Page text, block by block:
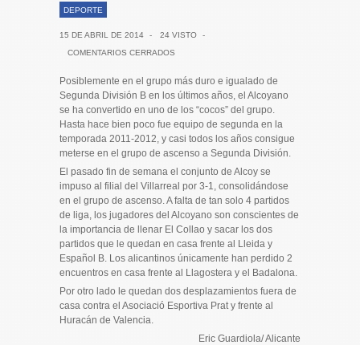
DEPORTE
15 DE ABRIL DE 2014 - 24 VISTO
-
COMENTARIOS CERRADOS
Posiblemente en el grupo más duro e igualado de
Segunda División B en los últimos años, el Alcoyano
se ha convertido en uno de los “cocos” del grupo.
Hasta hace bien poco fue equipo de segunda en la
temporada 2011-2012, y casi todos los años consigue
meterse en el grupo de ascenso a Segunda División.
El pasado fin de semana el conjunto de Alcoy se
impuso al filial del Villarreal por 3-1, consolidándose
en el grupo de ascenso. A falta de tan solo 4 partidos
de liga, los jugadores del Alcoyano son conscientes de
la importancia de llenar El Collao y sacar los dos
partidos que le quedan en casa frente al Lleida y
Español B. Los alicantinos únicamente han perdido 2
encuentros en casa frente al Llagostera y el Badalona.
Por otro lado le quedan dos desplazamientos fuera de
casa contra el Asociació Esportiva Prat y frente al
Huracán de Valencia.
Eric Guardiola/ Alicante